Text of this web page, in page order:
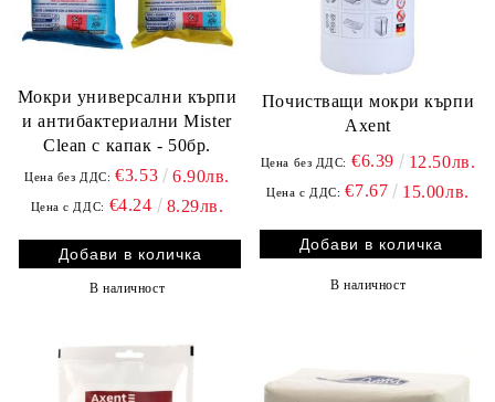
Мокри универсални кърпи
и антибактериални Mister
Clean с капак - 50бр.
Цена без ДДС: €3.53 6.90лв.
Цена с ДДС: €4.24 8.29лв.
В наличност
Почистващи мокри кърпи
Axent
Цена без ДДС: €6.39 12.50лв.
Цена с ДДС: €7.67 15.00лв.
В наличност